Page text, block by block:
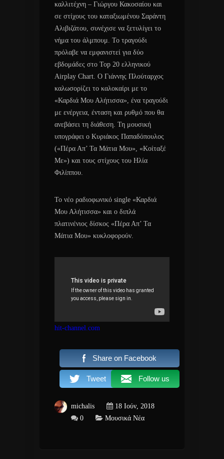
καλλιτέχνη – Γιώργου Κακοσαίου και
σε στίχους του καταξιωμένου Σαράντη
Αλιβιζάτου, συνέχισε να ξετυλίγει το
νήμα του άλμπουμ. Το τραγούδι
πρόλαβε να εμφανιστεί για δύο
εβδομάδες στο Top 20 ελληνικού
Airplay Chart. Ο Γιάννης Πλούταρχος
καλωσορίζει το καλοκαίρι με το
«Καρδιά Μου Αλήτισσα», ένα τραγούδι
με ενέργεια, ένταση και ρυθμό που θα
ανεβάσει τη διάθεση. Τη μουσική
υπογράφει ο Κυριάκος Παπαδόπουλος
(«Πέρα Απ’ Τα Μάτια Μου», «Κοίταξέ
Με») και τους στίχους του Ηλία
Φιλίππου.
Το νέο ραδιοφωνικό single «Καρδιά
Μου Αλήτισσα» και ο διπλά
πλατινένιος δίσκος «Πέρα Απ’ Τα
Μάτια Μου» κυκλοφορούν.
hit-channel.com
Share on Facebook
Tweet Follow us
michalis
18 Ιούν, 2018
0
Μουσικά Νέα